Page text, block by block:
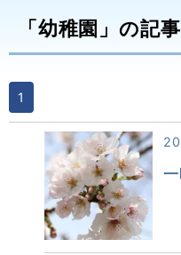
「幼稚園」の記
1